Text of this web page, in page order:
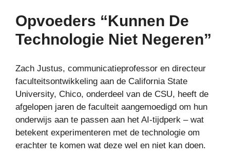
Opvoeders “kunnen De
Technologie Niet Negeren”
Zach Justus, communicatieprofessor en directeur
faculteitsontwikkeling aan de California State
University, Chico, onderdeel van de CSU, heeft de
afgelopen jaren de faculteit aangemoedigd om hun
onderwijs aan te passen aan het AI-tijdperk – wat
betekent experimenteren met de technologie om
erachter te komen wat deze wel en niet kan doen.